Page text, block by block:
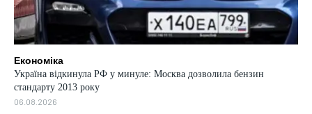
Економіка
Україна відкинула РФ у минуле: Москва дозволила бензин
стандарту 2013 року
06.08.2026